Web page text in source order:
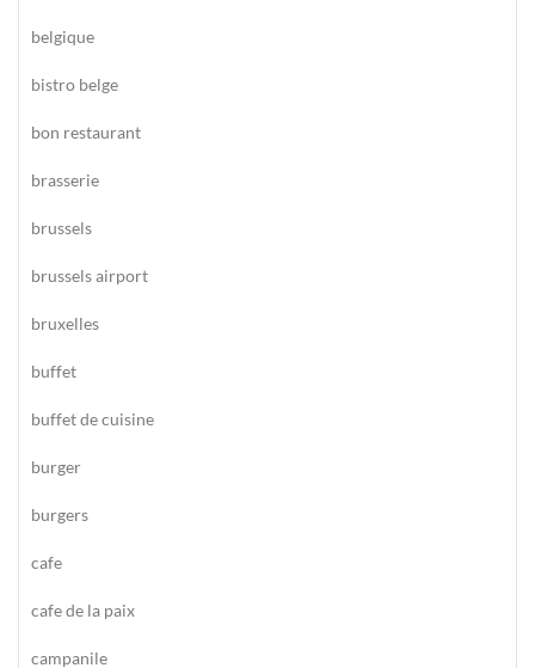
belgique
bistro belge
bon restaurant
brasserie
brussels
brussels airport
bruxelles
buffet
buffet de cuisine
burger
burgers
cafe
cafe de la paix
campanile